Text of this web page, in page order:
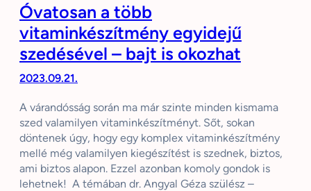
Óvatosan a több
vitaminkészítmény egyidejű
szedésével – bajt is okozhat
2023.09.21.
A várandósság során ma már szinte minden kismama
szed valamilyen vitaminkészítményt. Sőt, sokan
döntenek úgy, hogy egy komplex vitaminkészítmény
mellé még valamilyen kiegészítést is szednek, biztos,
ami biztos alapon. Ezzel azonban komoly gondok is
lehetnek! A témában dr. Angyal Géza szülész –